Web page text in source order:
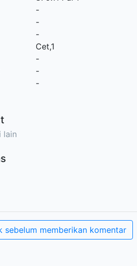
-
-
-
Cet,1
-
-
-
lain
sebelum memberikan komentar